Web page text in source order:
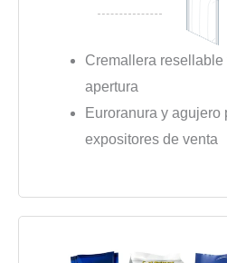
Cremallera resellable
apertura
Euroranura y agujero
expositores de venta